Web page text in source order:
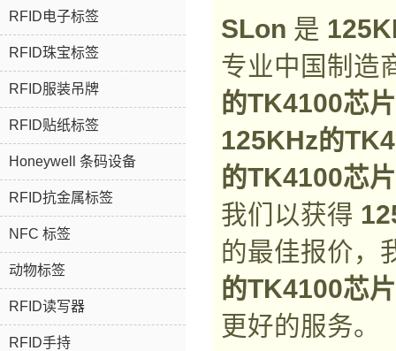
RFID电子标签
RFID珠宝标签
RFID服装吊牌
RFID贴纸标签
Honeywell 条码设备
RFID抗金属标签
NFC 标签
动物标签
RFID读写器
RFID手持
SLon 是
专业中国制造
的TK4100芯
125KHz的
的TK4100芯
我们以获得
的最佳报价，
的TK4100芯
更好的服务。